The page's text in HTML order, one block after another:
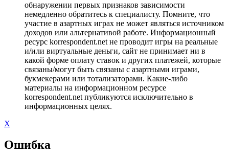
обнаружении первых признаков зависимости
немедленно обратитесь к специалисту. Помните, что
участие в азартных играх не может являться источником
доходов или альтернативой работе. Информационный
ресурс korrespondent.net не проводит игры на реальные
и/или виртуальные деньги, сайт не принимает ни в
какой форме оплату ставок и других платежей, которые
связаны/могут быть связаны с азартными играми,
букмекерами или тотализаторами. Какие-либо
материалы на информационном ресурсе
korrespondent.net публикуются исключительно в
информационных целях.
X
Ошибка